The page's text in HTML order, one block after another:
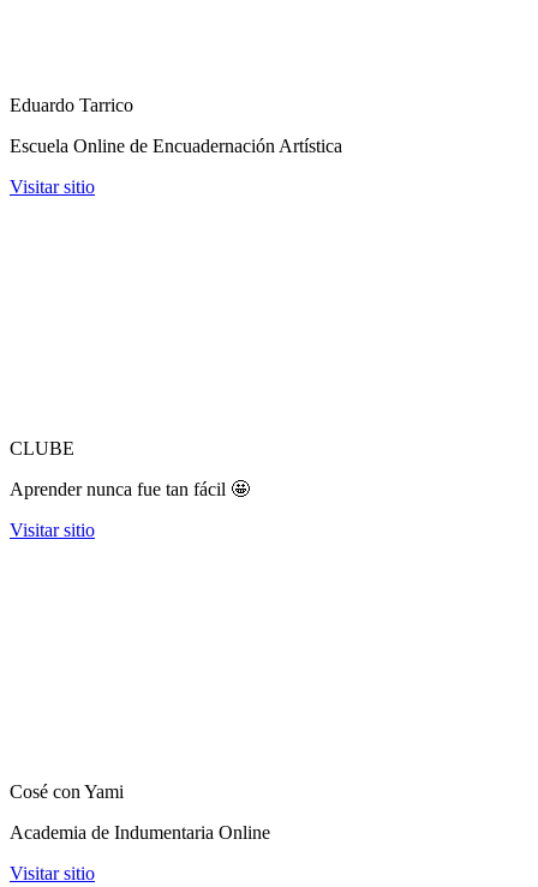
Eduardo Tarrico
Escuela Online de Encuadernación Artística
Visitar sitio
CLUBE
Aprender nunca fue tan fácil 🤩
Visitar sitio
Cosé con Yami
Academia de Indumentaria Online
Visitar sitio